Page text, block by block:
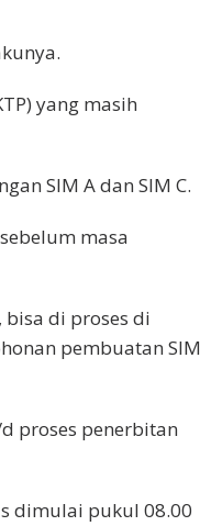
yang masih
SIM A dan SIM C.
masa
di proses di
pembuatan SIM
proses penerbitan
dimulai pukul 08.00